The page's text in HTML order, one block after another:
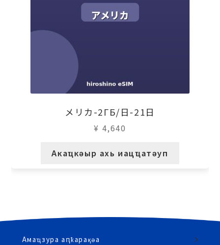
メリカ-2ГБ/日-21日
¥ 4,640
Акаҵкәыр ахь иацҵатәуп
Амаҵзура аԥҟарақәа